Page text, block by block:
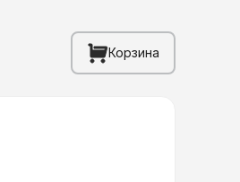
Корзина